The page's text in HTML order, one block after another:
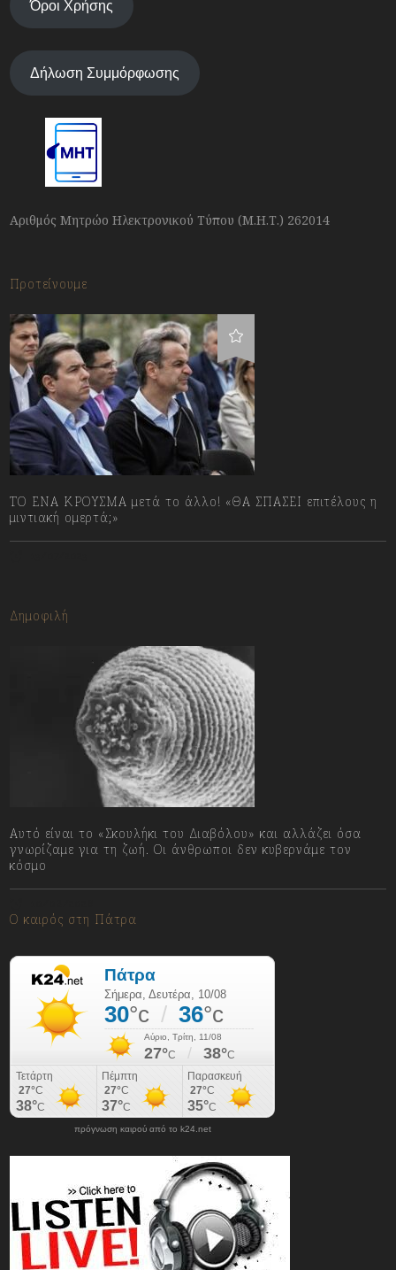
Όροι Χρήσης
Δήλωση Συμμόρφωσης
Αριθμός Μητρώο Ηλεκτρονικού Τύπου (Μ.Η.Τ.) 262014
Προτείνουμε
ΤΟ ΕΝΑ ΚΡΟΥΣΜΑ μετά το άλλο! «ΘΑ ΣΠΑΣΕΙ επιτέλους η
μιντιακή ομερτά;»
Δημοφιλή
Αυτό είναι το «Σκουλήκι του Διαβόλου» και αλλάζει όσα
γνωρίζαμε για τη ζωή. Οι άνθρωποι δεν κυβερνάμε τον
κόσμο
Ο καιρός στη Πάτρα
πρόγνωση καιρού από το k24.net